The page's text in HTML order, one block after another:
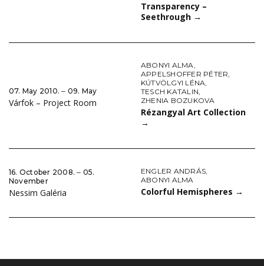
Transparency –
Seethrough →
07. May 2010. ‒ 09. May
Várfok – Project Room
ABONYI ALMA,
APPELSHOFFER PÉTER,
KÚTVÖLGYI LÉNA,
TESCH KATALIN,
ZHENIA BOZUKOVA
Rézangyal Art Collection
→
16. October 2008. ‒ 05.
November
Nessim Galéria
ENGLER ANDRÁS,
ABONYI ALMA
Colorful Hemispheres →